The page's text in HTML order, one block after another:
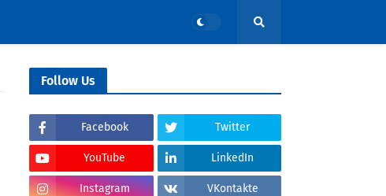
Follow Us
Facebook Twitter
YouTube LinkedIn
Instagram VKontakte